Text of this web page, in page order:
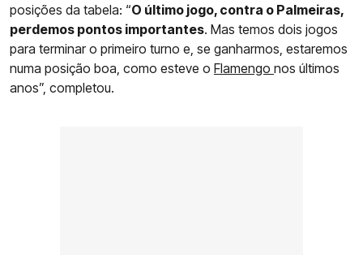
posições da tabela: “O último jogo, contra o Palmeiras,
perdemos pontos importantes. Mas temos dois jogos
para terminar o primeiro turno e, se ganharmos, estaremos
numa posição boa, como esteve o Flamengo nos últimos
anos”, completou.